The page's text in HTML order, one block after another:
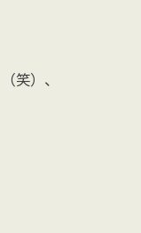
（笑）、